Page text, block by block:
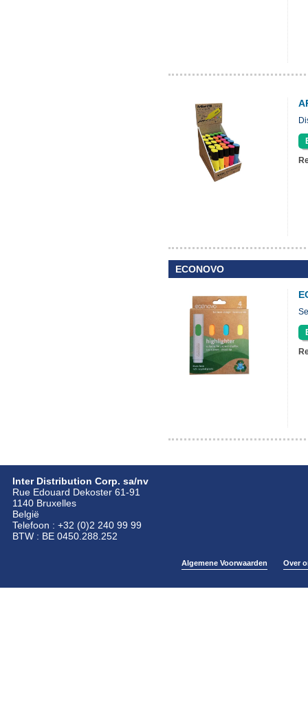
ECONOVO
Inter Distribution Corp. sa/nv
Rue Edouard Dekoster 61-91
1140 Bruxelles
België
Telefoon : +32 (0)2 240 99 99
BTW : BE 0450.288.252
Algemene Voorwaarden Over